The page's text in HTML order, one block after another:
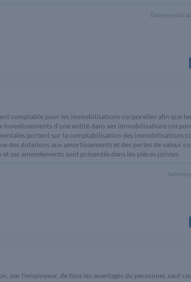
Date de
comptable pour les immobilisations corporelles afin que
d'une entité dans ses immobilisations
portent sur la comptabilisation des immobilisations
des dotations aux amortissements et des pertes de valeur
ses amendements sont présentés dans les pièces jointes.
Date de
l’employeur, de tous les avantages du personnel, sauf